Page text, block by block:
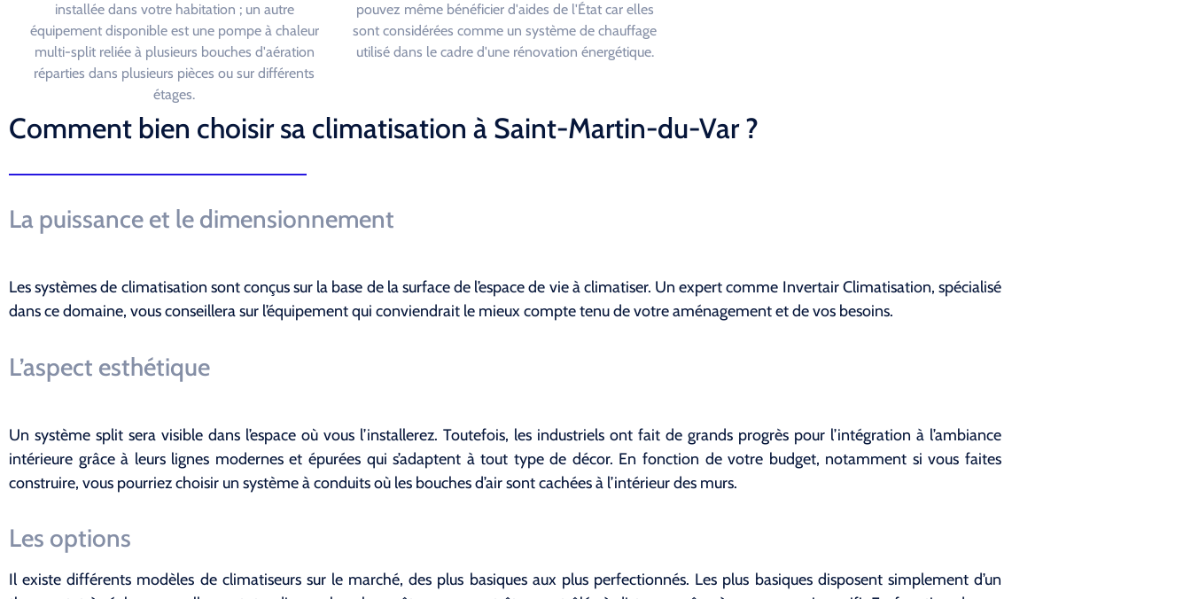
installée dans votre habitation ; un autre
équipement disponible est une pompe à chaleur
multi-split reliée à plusieurs bouches d'aération
réparties dans plusieurs pièces ou sur différents
étages.
pouvez même bénéficier d'aides de l'État car elles
sont considérées comme un système de chauffage
utilisé dans le cadre d'une rénovation énergétique.
Comment bien choisir sa climatisation à Saint-Martin-du-Var ?
La puissance et le dimensionnement
Les systèmes de climatisation sont conçus sur la base de la surface de l’espace de vie à climatiser. Un expert comme Invertair Climatisation, spécialisé
dans ce domaine, vous conseillera sur l’équipement qui conviendrait le mieux compte tenu de votre aménagement et de vos besoins.
L’aspect esthétique
Un système split sera visible dans l’espace où vous l’installerez. Toutefois, les industriels ont fait de grands progrès pour l’intégration à l’ambiance
intérieure grâce à leurs lignes modernes et épurées qui s’adaptent à tout type de décor. En fonction de votre budget, notamment si vous faites
construire, vous pourriez choisir un système à conduits où les bouches d’air sont cachées à l’intérieur des murs.
Les options
Il existe différents modèles de climatiseurs sur le marché, des plus basiques aux plus perfectionnés. Les plus basiques disposent simplement d’un